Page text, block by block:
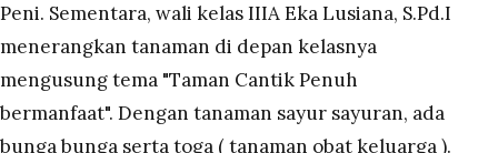
Peni. Sementara, wali kelas IIIA Eka Lusiana, S.Pd.I
menerangkan tanaman di depan kelasnya
mengusung tema "Taman Cantik Penuh
bermanfaat". Dengan tanaman sayur sayuran, ada
bunga bunga serta toga ( tanaman obat keluarga ).